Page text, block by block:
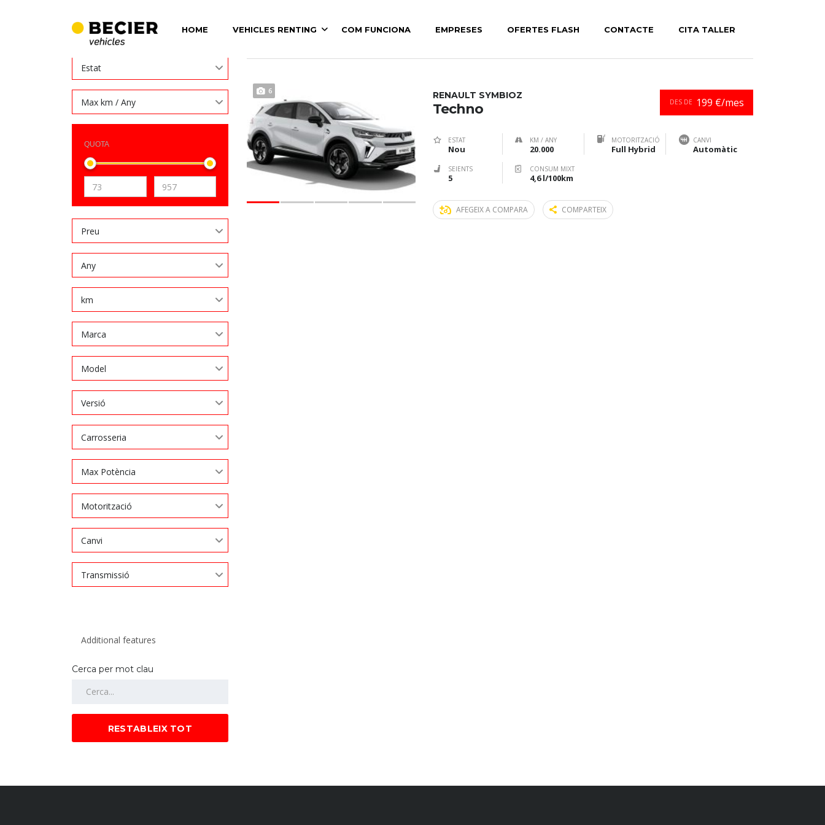
HOME VEHICLES RENTING COM FUNCIONA EMPRESES OFERTES FLASH CONTACTE CITA TALLER
Cerca
Estat
Max km / Any
QUOTA
Preu
Any
km
Marca
Model
Versió
Carrosseria
Max Potència
Motorització
Canvi
Transmissió
Cerca per mot clau
RESTABLEIX TOT
VEHICLE PER VENDRE Ordena Per:
6
DES DE 199 €/mes
RENAULT SYMBIOZ
Techno
ESTAT
Nou
KM / ANY
20.000
MOTORITZACIÓ
Full Hybrid
CANVI
Automàtic
SEIENTS
5
CONSUM MIXT
4,6 l/100km
AFEGEIX A COMPARA COMPARTEIX